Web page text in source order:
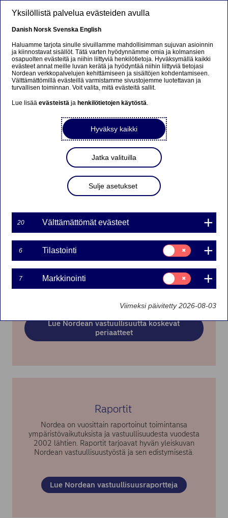
Periaatteet ja raportit
Etusivu Vastuullisuus Periaatteet ja raportit
Nordean periaatteet ja kannanotot
Ymmärrämme, että ajantasaisen tiedon tarjoaminen ja
selkeät periaatteet ovat tärkeitä vastuullisuustyössä.
Alla olevissa osioissa voit tutustua Nordean
raportteihin, periaatteisiin, toimialakohtaisiin ohjeisiin ja
muihin kannanottoihin.
Periaatteet ja toimialakohtaiset ohjeet
Nordean periaatteet ja ohjeet asettavat odotukset eri
toimialoille ja määrittävät, miten edistämme
vastuullisuutta niillä.
Lue Nordean vastuullisuutta koskevat
periaatteet
Raportit
Nordea on vuosittain raportoinut toimintansa
ympäristövaikutuksista ja vastuullisuudesta vuodesta
2002 lähtien. Raportit tarjoavat hyvän yleiskuvan
Nordean vastuullisuustyöstä ja sen edistymisestä.
Lue Nordean vastuullisuusraportteja
Yksilöllistä palvelua evästeiden avulla
Danish Norsk Svenska English
Haluamme tarjota sinulle sivuillamme mahdollisimman sujuvan asioinnin
ja kiinnostavat sisällöt. Tätä varten hyödynnämme omia ja kolmansien
osapuolten evästeitä ja niihin liittyviä henkilötietoja. Hyväksymällä kaikki
evästeet annat meille luvan kerätä ja hyödyntää niihin liittyviä tietojasi
Nordean verkkopalvelujen kehittämiseen ja sisältöjen kohdentamiseen.
Välttämättömillä evästeillä varmistamme sivustojemme luotettavan ja
turvallisen toiminnan. Voit valita, mitä evästeitä sallit.
Lue lisääevästeistä ja henkilötietojen käytöstä.
Hyväksy kaikki
Jatka valituilla
Sulje asetukset
20 Välttämättömät evästeet
6 Tilastointi
Suostumusvalinta:
Tilastointi
7 Markkinointi
Suostumusvalinta:
Markkinointi
Viimeksi päivitetty 2026-08-03